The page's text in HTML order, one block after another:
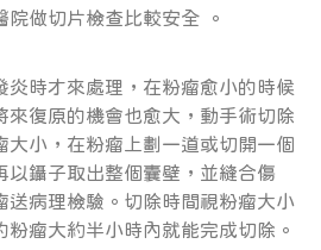
做切片檢查比較安全 。
炎時才來處理，在粉瘤愈小的時候
來復原的機會也愈大，動手術切除
大小，在粉瘤上劃一道或切開一個
以鑷子取出整個囊壁，並縫合傷
送病理檢驗。切除時間視粉瘤大小
瘤大約半小時內就能完成切除。